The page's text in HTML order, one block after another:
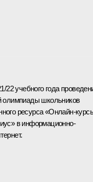
22 учебного года
олимпиады школьников
ресурса «Онлайн-
в информационно-